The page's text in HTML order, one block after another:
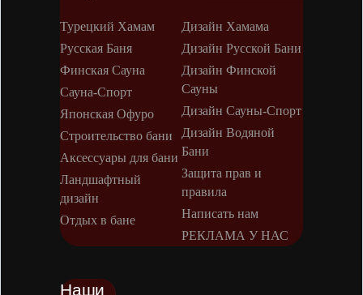
Турецкий Хамам
Русская Баня
Финская Сауна
Сауна-Спорт
Японская Офуро
Строительство бани
Аксессуары для бани
Ландшафтный
дизайн
Отдых в бане
Дизайн Хамама
Дизайн Русской Бани
Дизайн Финской
Сауны
Дизайн Сауны-Спорт
Дизайн Водяной
Бани
Защита прав и
правила
Написать нам
РЕКЛАМА У НАС
Наши